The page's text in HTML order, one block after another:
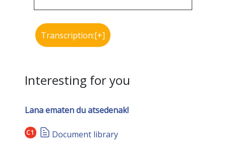
Transcription:[+]
Interesting for you
Lana ematen du atsedenak!
C1 Document library